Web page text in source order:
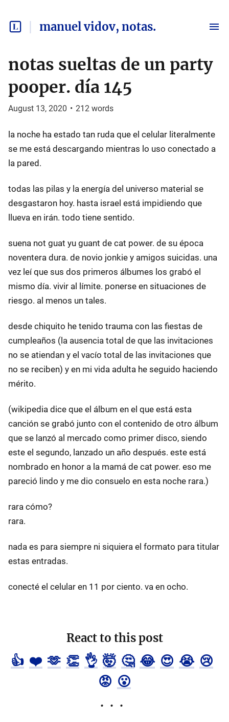
manuel vidov, notas.
notas sueltas de un party
pooper. día 145
August 13, 2020 • 212 words
la noche ha estado tan ruda que el celular literalmente
se me está descargando mientras lo uso conectado a
la pared.
todas las pilas y la energía del universo material se
desgastaron hoy. hasta israel está impidiendo que
llueva en irán. todo tiene sentido.
suena not guat yu guant de cat power. de su época
noventera dura. de novio jonkie y amigos suicidas. una
vez leí que sus dos primeros álbumes los grabó el
mismo día. vivir al límite. ponerse en situaciones de
riesgo. al menos un tales.
desde chiquito he tenido trauma con las fiestas de
cumpleaños (la ausencia total de que las invitaciones
no se atiendan y el vacío total de las invitaciones que
no se reciben) y en mi vida adulta he seguido haciendo
mérito.
(wikipedia dice que el álbum en el que está esta
canción se grabó junto con el contenido de otro álbum
que se lanzó al mercado como primer disco, siendo
este el segundo, lanzado un año después. este está
nombrado en honor a la mamá de cat power. eso me
pareció lindo y me dio consuelo en esta noche rara.)
rara cómo?
rara.
nada es para siempre ni siquiera el formato para titular
estas entradas.
conecté el celular en 11 por ciento. va en ocho.
React to this post
👍 ❤️ 🫶 👏 👌 🤯 🤔 😂 😍 😭 😢
😡 😮